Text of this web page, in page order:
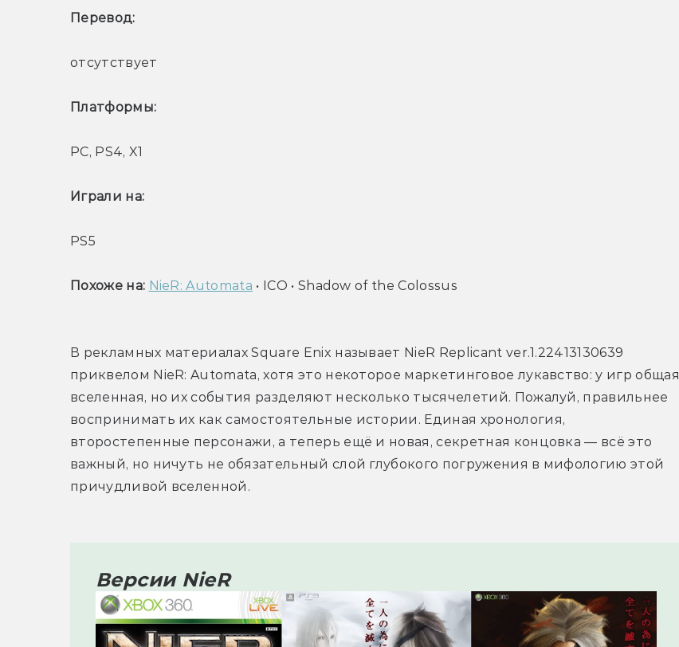
Перевод:
отсутствует
Платформы:
PC, PS4, X1
Играли на:
PS5
Похоже на: NieR: Automata • ICO • Shadow of the Colossus
В рекламных материалах Square Enix называет NieR Replicant ver.1.22413130639
приквелом NieR: Automata, хотя это некоторое маркетинговое лукавство: у игр общая
вселенная, но их события разделяют несколько тысячелетий. Пожалуй, правильнее
воспринимать их как самостоятельные истории. Единая хронология,
второстепенные персонажи, а теперь ещё и новая, секретная концовка — всё это
важный, но ничуть не обязательный слой глубокого погружения в мифологию этой
причудливой вселенной.
Версии NieR